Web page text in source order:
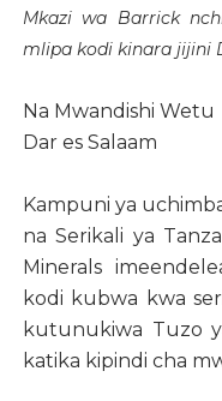
Mkazi wa Barrick
mlipa kodi kinara jijini
Na Mwandishi Wetu
Dar es Salaam
Kampuni ya
na Serikali ya
Minerals
kodi kubwa kwa
kutunukiwa Tuzo
katika kipindi cha